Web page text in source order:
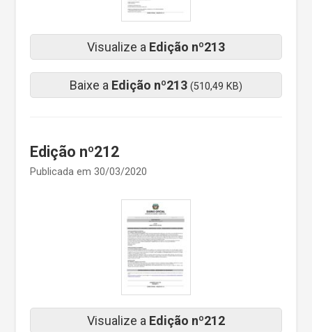
Visualize a Edição nº213
Baixe a Edição nº213 (510,49 KB)
Edição nº212
Publicada em 30/03/2020
Visualize a Edição nº212